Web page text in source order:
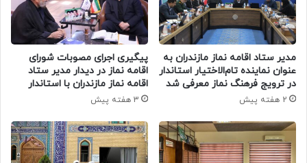
مدیر ستاد اقامه نماز مازندران به
عنوان نماینده تام‌الاختیار استاندار
در ترویج فرهنگ نماز معرفی شد
2 هفته پیش
پیگیری اجرای مصوبات شورای
اقامه نماز در دیدار مدیر ستاد
اقامه نماز مازندران با استاندار
3 هفته پیش